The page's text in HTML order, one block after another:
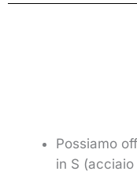
Possiamo
in S